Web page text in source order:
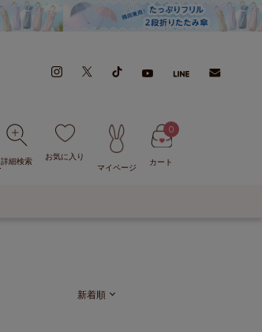
詳細検索
お気に入り
マイページ
カート
0
新着順